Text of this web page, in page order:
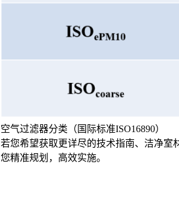
空气过滤器分类（国际标准ISO16890）
若您希望获取更详尽的技术指南、洁净室
您精准规划，高效实施。